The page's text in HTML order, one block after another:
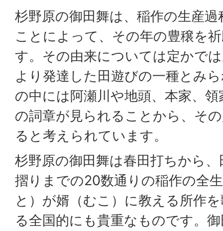
杉野原の御田舞は、稲作の生産
ことによって、その年の豊穣を
す。その由来については定かで
より発達した田遊びの一種とみ
の中には阿瀬川や地頭、本家、
の詞章が見られることから、そ
ると考えられています。
杉野原の御田舞は春田打ちから
摺りまでの20数通りの稲作の全
と）が婿（むこ）に教える所作
る全国的にも貴重なものです。